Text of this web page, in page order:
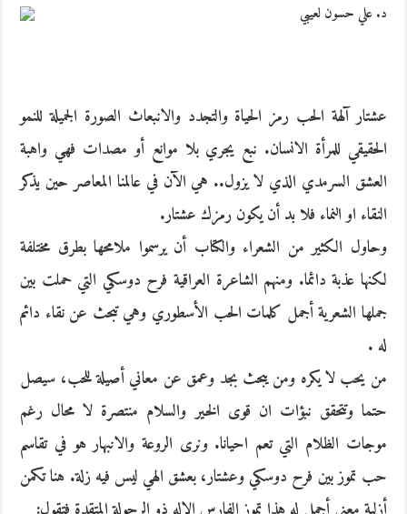
د. علي حسون لعيبي
عشتار آلهة الحب رمز الحياة والتجدد والانبعاث الصورة الجميلة للنمو
الحقيقي للمرأة الانسان. نبع يجري بلا موانع أو مصدات فهي واهبة
العشق السرمدي الذي لا يزول.. هي الآن في عالمنا المعاصر حين يذكر
النقاء او النماء فلا بد أن يكون رمزك عشتار.
وحاول الكثير من الشعراء والكتاب أن يرسموا ملامحها بطرق مختلفة
لكنها عذبة دائما. ومنهم الشاعرة العراقية فرح دوسكي التي حملت بين
جملها الشعرية أجمل كلمات الحب الأسطوري وهي تبحث عن نقاء دائم
له .
من يحب لا يكره ومن يبحث بجد وعمق عن معاني أصيلة للحب، سيصل
حتما وتتحقق نبؤات ان قوى الخير والسلام منتصرة لا محال رغم
موجات الظلام التي تعم احيانا. ونرى الروعة والانبهار هو في تقاسم
حب تموز بين فرح دوسكي وعشتار، بعشق الهي ليس فيه زلة. هنا تكمن